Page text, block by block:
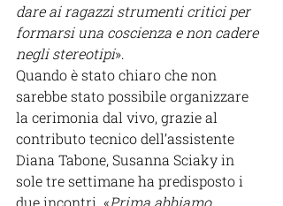
dare ai ragazzi strumenti critici per
formarsi una coscienza e non cadere
negli stereotipi».
Quando è stato chiaro che non
sarebbe stato possibile organizzare
la cerimonia dal vivo, grazie al
contributo tecnico dell’assistente
Diana Tabone, Susanna Sciaky in
sole tre settimane ha predisposto i
due incontri. «Prima abbiamo